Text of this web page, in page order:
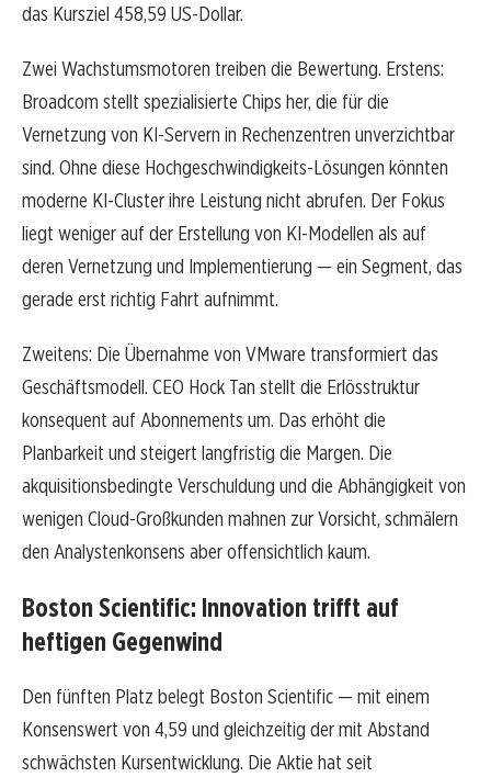
das Kursziel 458,59 US-Dollar.
Zwei Wachstumsmotoren treiben die Bewertung. Erstens:
Broadcom stellt spezialisierte Chips her, die für die
Vernetzung von KI-Servern in Rechenzentren unverzichtbar
sind. Ohne diese Hochgeschwindigkeits-Lösungen könnten
moderne KI-Cluster ihre Leistung nicht abrufen. Der Fokus
liegt weniger auf der Erstellung von KI-Modellen als auf
deren Vernetzung und Implementierung — ein Segment, das
gerade erst richtig Fahrt aufnimmt.
Zweitens: Die Übernahme von VMware transformiert das
Geschäftsmodell. CEO Hock Tan stellt die Erlösstruktur
konsequent auf Abonnements um. Das erhöht die
Planbarkeit und steigert langfristig die Margen. Die
akquisitionsbedingte Verschuldung und die Abhängigkeit von
wenigen Cloud-Großkunden mahnen zur Vorsicht, schmälern
den Analystenkonsens aber offensichtlich kaum.
Boston Scientific: Innovation trifft auf
heftigen Gegenwind
Den fünften Platz belegt Boston Scientific — mit einem
Konsenswert von 4,59 und gleichzeitig der mit Abstand
schwächsten Kursentwicklung. Die Aktie hat seit